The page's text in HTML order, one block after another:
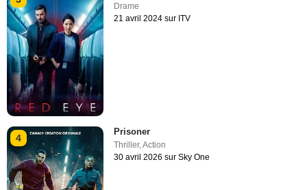
Drame
21 avril 2024 sur ITV
4
Prisoner
Thriller,Action
30 avril 2026 sur Sky One